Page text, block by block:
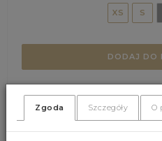
XS
S
DODAJ DO
Zgoda Szczegóły O